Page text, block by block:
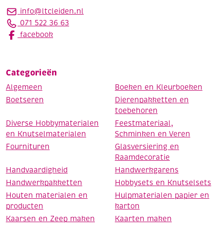
info@ltcleiden.nl
071 522 36 63
facebook
Categorieën
Algemeen
Boeken en Kleurboeken
Boetseren
Dierenpakketten en
toebehoren
Diverse Hobbymaterialen
en Knutselmaterialen
Feestmateriaal,
Schminken en Veren
Fournituren
Glasversiering en
Raamdecoratie
Handvaardigheid
Handwerkgarens
Handwerkpakketten
Hobbysets en Knutselsets
Houten materialen en
producten
Hulpmaterialen papier en
karton
Kaarsen en Zeep maken
Kaarten maken